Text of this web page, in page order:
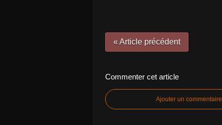
« Article précédent
Commenter cet article
Ajouter un commentaire